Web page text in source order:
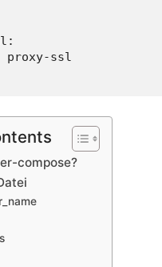
proxy-ssl
compose?